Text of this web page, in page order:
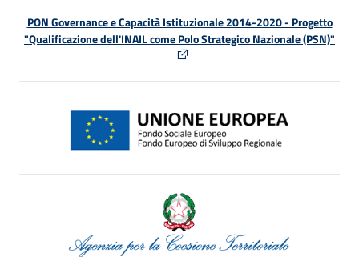
PON Governance e Capacità Istituzionale 2014-2020 - Progetto
"Qualificazione dell'INAIL come Polo Strategico Nazionale (PSN)"